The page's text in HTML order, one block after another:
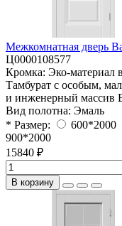
Межкомнатная дверь
Ц0000108577
Кромка: Эко-материал
Тамбурат с особым,
и инженерный массив
Вид полотна: Эмаль
* Размер:
600*2000
900*2000
15840 ₽
В корзину